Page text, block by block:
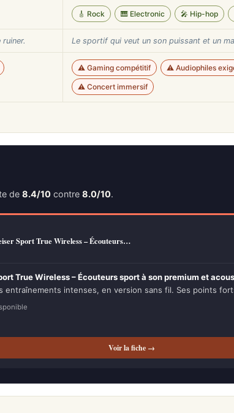
🎸 Rock 🎹 Electronic 🎤 Hip-hop
Le sportif qui veut un son puissant et un
⚠️ Gaming compétitif ⚠️ Audiophiles
⚠️ Concert immersif
de 8.4/10 contre 8.0/10.
Sport True Wireless – Écouteurs…
True Wireless – Écouteurs sport à son premium et
entraînements intenses, en version sans fil. Ses points
Voir la fiche →